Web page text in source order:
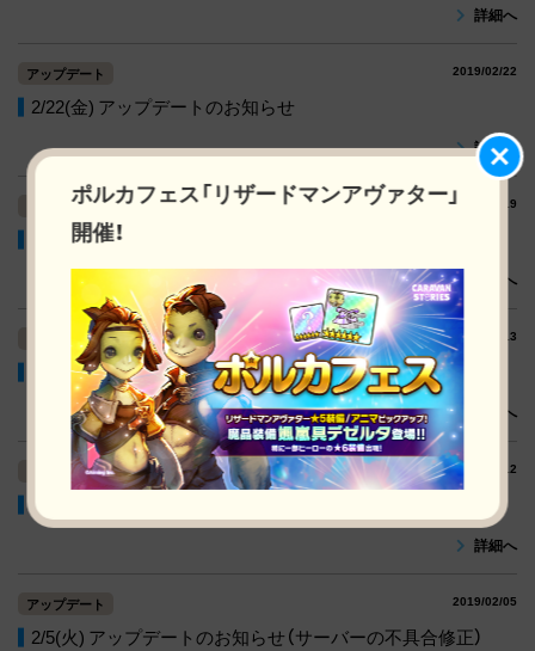
詳細へ
アップデート 2019/02/22
2/22(金) アップデートのお知らせ
詳細へ
アップデート 2019/02/19
2/19(火) アップデートのお知らせ
詳細へ
アップデート 2019/02/13
2/13(水) アップデートのお知らせ
詳細へ
アップデート 2019/02/12
2/12(火) アップデートのお知らせ [2/12(火)15:40更新]
詳細へ
アップデート 2019/02/05
2/5(火) アップデートのお知らせ（サーバーの不具合修正）
ポルカフェス「リザードマンアヴァター」
開催！